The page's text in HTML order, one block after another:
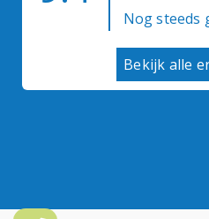
Nog steeds
Bekijk alle